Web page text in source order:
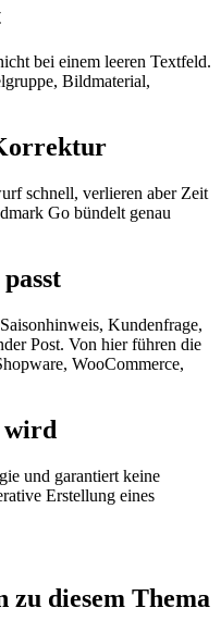
bei einem leeren Textfeld.
Bildmaterial,
schnell, verlieren aber Zeit
Go bündelt genau
Kundenfrage,
Post. Von hier führen die
WooCommerce,
wird
und garantiert keine
Erstellung eines
zu diesem Thema